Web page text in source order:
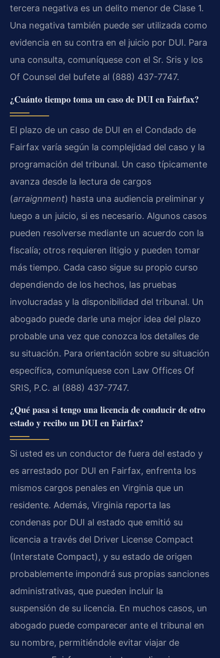
tercera negativa es un delito menor de Clase 1.
Una negativa también puede ser utilizada como
evidencia en su contra en el juicio por DUI. Para
una consulta, comuníquese con el Sr. Sris y los
Of Counsel del bufete al (888) 437-7747.
¿Cuánto tiempo toma un caso de DUI en Fairfax?
El plazo de un caso de DUI en el Condado de
Fairfax varía según la complejidad del caso y la
programación del tribunal. Un caso típicamente
avanza desde la lectura de cargos
(arraignment) hasta una audiencia preliminar y
luego a un juicio, si es necesario. Algunos casos
pueden resolverse mediante un acuerdo con la
fiscalía; otros requieren litigio y pueden tomar
más tiempo. Cada caso sigue su propio curso
dependiendo de los hechos, las pruebas
involucradas y la disponibilidad del tribunal. Un
abogado puede darle una mejor idea del plazo
probable una vez que conozca los detalles de
su situación. Para orientación sobre su situación
específica, comuníquese con Law Offices Of
SRIS, P.C. al (888) 437-7747.
¿Qué pasa si tengo una licencia de conducir de otro
estado y recibo un DUI en Fairfax?
Si usted es un conductor de fuera del estado y
es arrestado por DUI en Fairfax, enfrenta los
mismos cargos penales en Virginia que un
residente. Además, Virginia reporta las
condenas por DUI al estado que emitió su
licencia a través del Driver License Compact
(Interstate Compact), y su estado de origen
probablemente impondrá sus propias sanciones
administrativas, que pueden incluir la
suspensión de su licencia. En muchos casos, un
abogado puede comparecer ante el tribunal en
su nombre, permitiéndole evitar viajar de